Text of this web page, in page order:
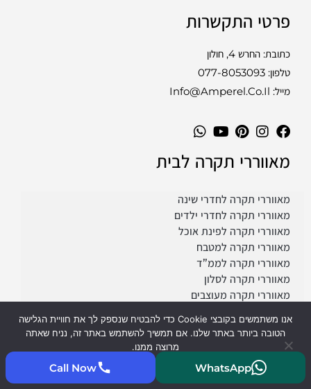
פרטי התקשרות
כתובת: החרש 4, חולון
טלפון: 077-8053093
מייל: Info@amperel.co.il
מאווררי תקרה לבית
מאווררי תקרה לחדרי שינה
מאווררי תקרה לחדרי ילדים
מאווררי תקרה לפינת אוכל
מאווררי תקרה למטבח
מאווררי תקרה לממ”ד
מאווררי תקרה לסלון
מאווררי תקרה מעוצבים
מאווררי תקרה חוץ
מאווררי תקרה מוגני לחות
WhatsApp
Call Now
אנו משתמשים בקובצי Cookie כדי להבטיח שנספק לך את חוויית הגלישה
הטובה ביותר באתר שלנו. אם תמשיך להשתמש באתר זה, נניח שאתה
מרוצה ממנו.
קיבלתי